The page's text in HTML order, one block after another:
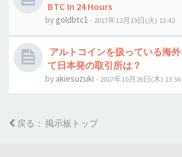
BTC In 24 Hours
by goldbtc1 - 2017年12月19日(火) 13:42
アルトコインを扱っている海外
て日本発の取引所は？
by akiesuzuki - 2017年10月26日(木) 13:56
戻る： 掲示板トップ